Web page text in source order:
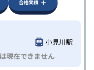
合格実績
小見川駅
現在できません